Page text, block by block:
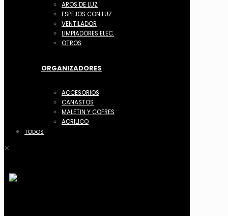
AROS DE LUZ
ESPEJOS CON LUZ
VENTILADOR
LIMPIADORES ELEC.
OTROS
ORGANIZADORES
ACCESORIOS
CANASTOS
MALETIN Y COFRES
ACRILICO
TODOS
✕